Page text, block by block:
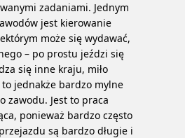
zadaniami. Jednym
jest kierowanie
może się wydawać,
– po prostu jeździ się
się inne kraju, miło
to jednakże bardzo mylne
zawodu. Jest to praca
ponieważ bardzo często
są bardzo długie i